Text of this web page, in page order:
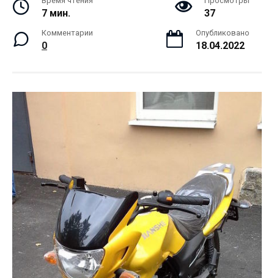
7 мин. 37
Комментарии
0
Опубликовано
18.04.2022